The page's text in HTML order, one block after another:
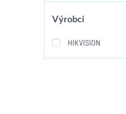
Výrobci
HIKVISION